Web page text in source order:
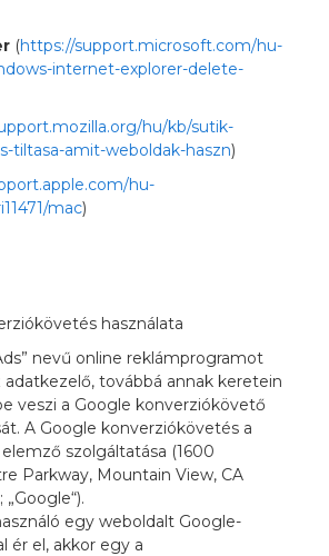
(https://support.microsoft.com/hu-
internet-explorer-delete-
hu/kb/sutik-
tiltasa-amit-weboldak-haszn)
hu-
mac)
használata
nevű online reklámprogramot
adatkezelő, továbbá annak keretein
veszi a Google konverziókövető
A Google konverziókövetés a
szolgáltatása (1600
Parkway, Mountain View, CA
egy weboldalt Google-
ér el, akkor egy a